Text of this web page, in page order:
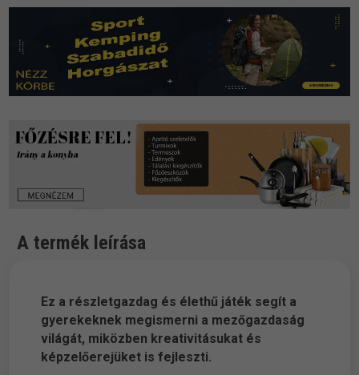
A termék leírása
Ez a részletgazdag és élethű játék segít a
gyerekeknek megismerni a mezőgazdaság
világát, miközben kreativitásukat és
képzelőerejüket is fejleszti.